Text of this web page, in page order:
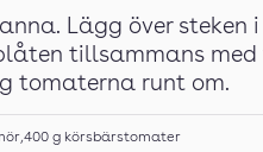
Lägg över steken i
tillsammans
tomaterna runt om.
,400 g körsbärstomater